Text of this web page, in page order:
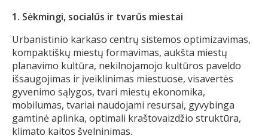
1. Sėkmingi, socialūs ir tvarūs miestai
Urbanistinio karkaso centrų sistemos optimizavimas,
kompaktiškų miestų formavimas, aukšta miestų
planavimo kultūra, nekilnojamojo kultūros paveldo
išsaugojimas ir įveiklinimas miestuose, visavertės
gyvenimo sąlygos, tvari miestų ekonomika,
mobilumas, tvariai naudojami resursai, gyvybinga
gamtinė aplinka, optimali kraštovaizdžio struktūra,
klimato kaitos švelninimas.